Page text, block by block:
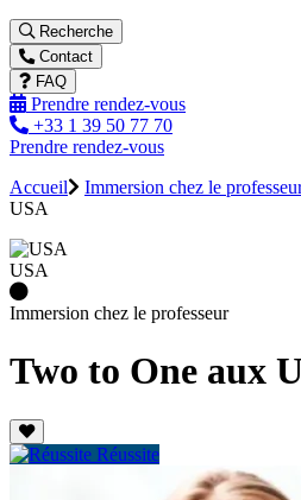
Recherche
Contact
FAQ
Prendre rendez-vous
+33 1 39 50 77 70
Prendre rendez-vous
Accueil
Immersion chez le
USA
USA
Immersion chez le professeur
Two to One aux
Réussite